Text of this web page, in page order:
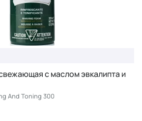
с маслом эвкалипта и
And Toning 300